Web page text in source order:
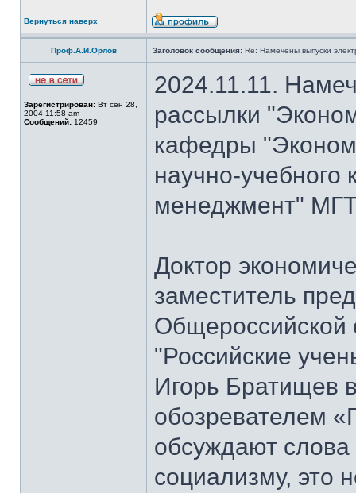
Вернуться наверх
Проф.А.И.Орлов Заголовок сообщения: Re: Намечены выпуски
Зарегистрирован: Вт сен 28,
2004 11:58 am
Сообщений: 12459
2024.11.11.
рассылки
кафедры
научно-
менеджмент"
Доктор
заместитель
Общероссийской
"Российские
Игорь Братищев
обозревателем
обсуждают
социализму, это